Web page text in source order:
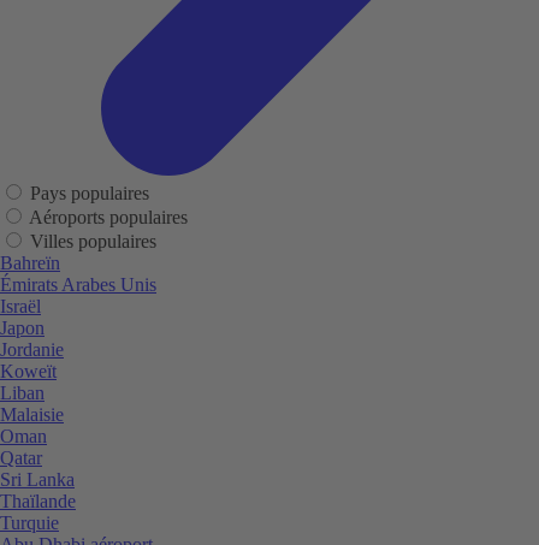
Pays populaires
Aéroports populaires
Villes populaires
Bahreïn
Émirats Arabes Unis
Israël
Japon
Jordanie
Koweït
Liban
Malaisie
Oman
Qatar
Sri Lanka
Thaïlande
Turquie